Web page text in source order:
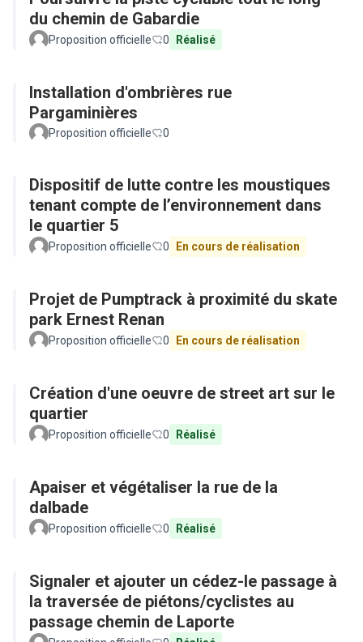
du chemin de Gabardie
Proposition officielle 0 Réalisé
Installation d'ombrières rue
Pargaminières
Proposition officielle 0
Dispositif de lutte contre les moustiques
tenant compte de l’environnement dans
le quartier 5
Proposition officielle 0 En cours de réalisation
Projet de Pumptrack à proximité du skate
park Ernest Renan
Proposition officielle 0 En cours de réalisation
Création d'une oeuvre de street art sur le
quartier
Proposition officielle 0 Réalisé
Apaiser et végétaliser la rue de la
dalbade
Proposition officielle 0 Réalisé
Signaler et ajouter un cédez-le passage à
la traversée de piétons/cyclistes au
passage chemin de Laporte